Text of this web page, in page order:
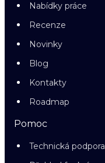
Nabídky práce
Recenze
Novinky
Blog
Kontakty
Roadmap
Pomoc
Technická podpora